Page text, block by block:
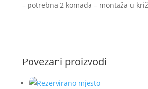
– potrebna 2 komada – montaža u križ
Povezani proizvodi